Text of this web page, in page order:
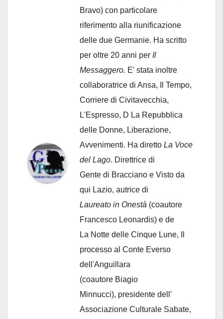
Bravo) con particolare
riferimento alla riunificazione
delle due Germanie. Ha scritto
per oltre 20 anni per Il
Messaggero. E' stata inoltre
collaboratrice di Ansa, Il Tempo,
Corriere di Civitavecchia,
L'Espresso, D La Repubblica
delle Donne, Liberazione,
Avvenimenti. Ha diretto La Voce
del Lago. Direttrice di
Gente di Bracciano e Visto da
qui Lazio, autrice di
Laureato in Onestà (coautore
Francesco Leonardis) e de
La Notte delle Cinque Lune, Il
processo al Conte Everso
dell'Anguillara
(coautore Biagio
Minnucci), presidente dell'
Associazione Culturale Sabate,